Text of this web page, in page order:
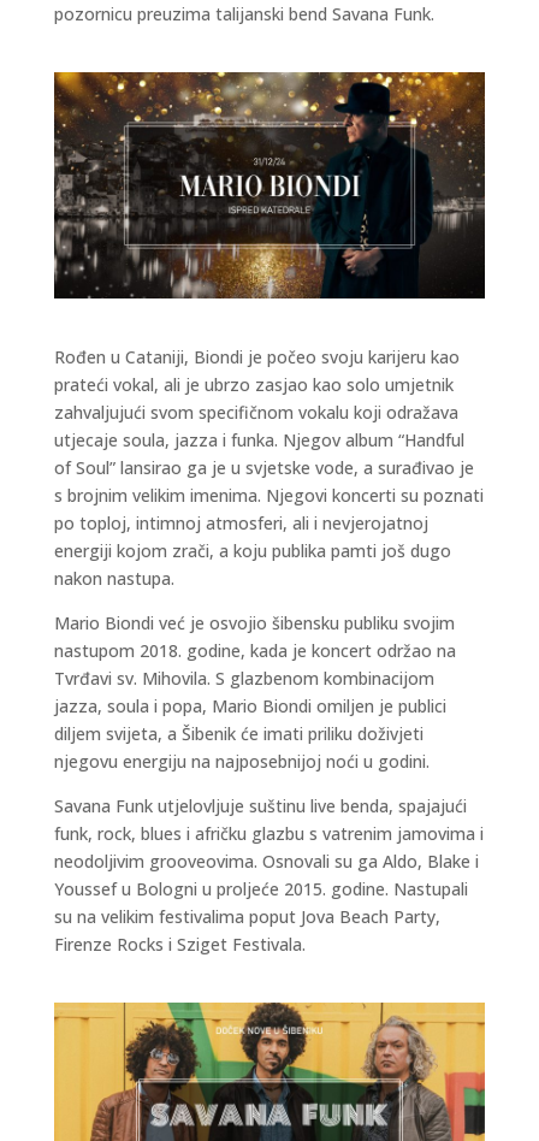
pozornicu preuzima talijanski bend Savana Funk.
Rođen u Cataniji, Biondi je počeo svoju karijeru kao
prateći vokal, ali je ubrzo zasjao kao solo umjetnik
zahvaljujući svom specifičnom vokalu koji odražava
utjecaje soula, jazza i funka. Njegov album “Handful
of Soul” lansirao ga je u svjetske vode, a surađivao je
s brojnim velikim imenima. Njegovi koncerti su poznati
po toploj, intimnoj atmosferi, ali i nevjerojatnoj
energiji kojom zrači, a koju publika pamti još dugo
nakon nastupa.
Mario Biondi već je osvojio šibensku publiku svojim
nastupom 2018. godine, kada je koncert održao na
Tvrđavi sv. Mihovila. S glazbenom kombinacijom
jazza, soula i popa, Mario Biondi omiljen je publici
diljem svijeta, a Šibenik će imati priliku doživjeti
njegovu energiju na najposebnijoj noći u godini.
Savana Funk utjelovljuje suštinu live benda, spajajući
funk, rock, blues i afričku glazbu s vatrenim jamovima i
neodoljivim grooveovima. Osnovali su ga Aldo, Blake i
Youssef u Bologni u proljeće 2015. godine. Nastupali
su na velikim festivalima poput Jova Beach Party,
Firenze Rocks i Sziget Festivala.